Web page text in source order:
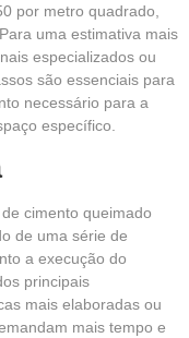
por metro quadrado,
uma estimativa mais
especializados ou
são essenciais para
necessário para a
específico.
cimento queimado
de uma série de
a execução do
principais
mais elaboradas ou
mais tempo e